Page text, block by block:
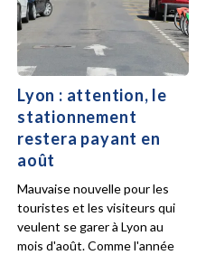
Lyon : attention, le
stationnement
restera payant en
août
Mauvaise nouvelle pour les
touristes et les visiteurs qui
veulent se garer à Lyon au
mois d'août. Comme l'année